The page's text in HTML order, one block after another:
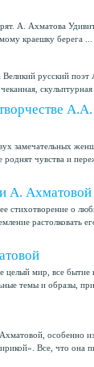
А. Ахматова
краешку берега ...
русский поэт
скульптурная
замечательных
роднят чувства и
А. Ахматовой
стихотворение о
растолковать
целый мир, все
темы и образы,
особенно
Все, что она